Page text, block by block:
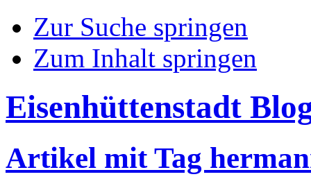
Zur Suche springen
Zum Inhalt springen
Eisenhüttenstadt
Artikel mit Tag